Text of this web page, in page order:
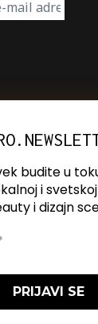
budite u
i
i dizajn